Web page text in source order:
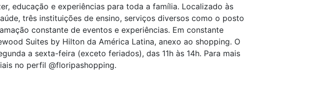
educação e experiências para toda a família. Localizado às
três instituições de ensino, serviços diversos como o posto
constante de eventos e experiências. Em constante
Suites by Hilton da América Latina, anexo ao shopping. O
a sexta-feira (exceto feriados), das 11h às 14h. Para mais
no perfil @floripashopping.